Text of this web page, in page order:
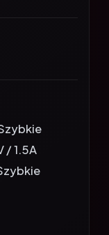
/ 1.5A